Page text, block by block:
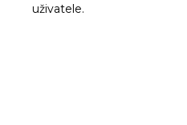
uživatele.